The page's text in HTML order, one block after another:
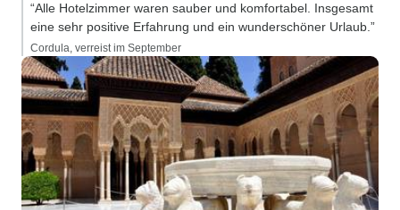
“Alle Hotelzimmer waren sauber und komfortabel. Insgesamt
eine sehr positive Erfahrung und ein wunderschöner Urlaub.”
Cordula, verreist im September